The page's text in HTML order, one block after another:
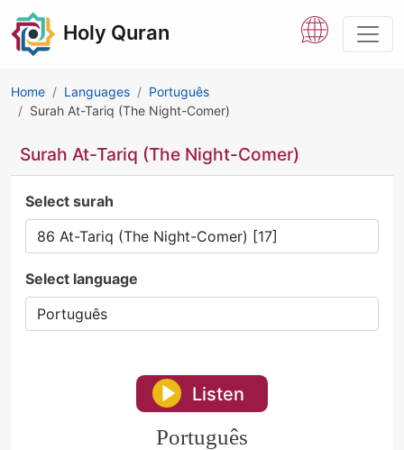
Holy Quran
Home Languages
Português
Surah At-Tariq (The Night-Comer)
Surah At-Tariq (The Night-Comer)
Select surah
Select language
Listen
Português